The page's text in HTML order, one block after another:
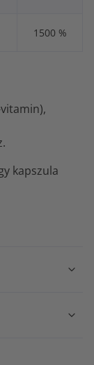
1500 %
kapszula